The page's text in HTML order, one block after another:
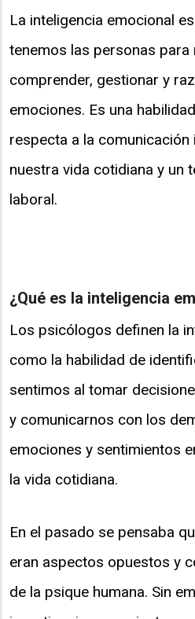
La inteligencia emocional
tenemos las personas para
comprender, gestionar y
emociones. Es una
respecta a la comunicación
nuestra vida cotidiana y un
laboral.
¿Qué es la inteligencia
Los psicólogos definen la
como la habilidad de
sentimos al tomar
y comunicarnos con los
emociones y sentimientos
la vida cotidiana.
En el pasado se pensaba
eran aspectos opuestos y
de la psique humana. Sin